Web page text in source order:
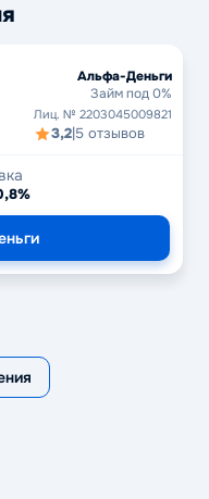
Альфа-Деньги
Займ под 0%
Лиц. № 2203045009821
3,2|5 отзывов